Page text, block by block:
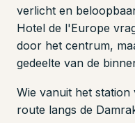
verlicht en
Hotel de l'Europe
door het centrum,
gedeelte van de
Wie vanuit het
route langs de